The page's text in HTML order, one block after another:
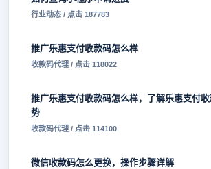
行业动态 / 点击 187783
推广乐惠支付收款码怎么样
收款码代理 / 点击 118022
推广乐惠支付收款码怎么样，了解乐惠支付
势
收款码代理 / 点击 114100
微信收款码怎么更换，操作步骤详解